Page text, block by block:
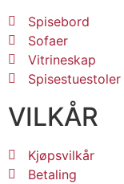
VILKÅR
Kjøpsvilkår
Betaling
Spisebord
Sofaer
Vitrineskap
Spisestuestoler